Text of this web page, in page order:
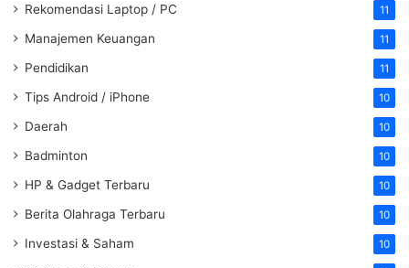
Rekomendasi Laptop / PC 11
Manajemen Keuangan 11
Pendidikan 11
Tips Android / iPhone 10
Daerah 10
Badminton 10
HP & Gadget Terbaru 10
Berita Olahraga Terbaru 10
Investasi & Saham 10